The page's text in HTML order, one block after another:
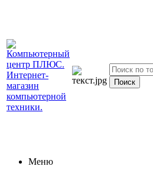
Меню